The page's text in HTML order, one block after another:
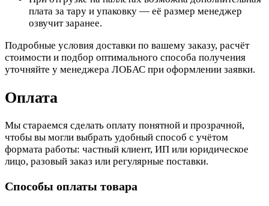
плата за тару и упаковку — её размер менеджер
озвучит заранее.
Подробные условия доставки по вашему заказу, расчёт
стоимости и подбор оптимального способа получения
уточняйте у менеджера ЛОБАС при оформлении заявки.
Оплата
Мы стараемся сделать оплату понятной и прозрачной,
чтобы вы могли выбрать удобный способ с учётом
формата работы: частный клиент, ИП или юридическое
лицо, разовый заказ или регулярные поставки.
Способы оплаты товара